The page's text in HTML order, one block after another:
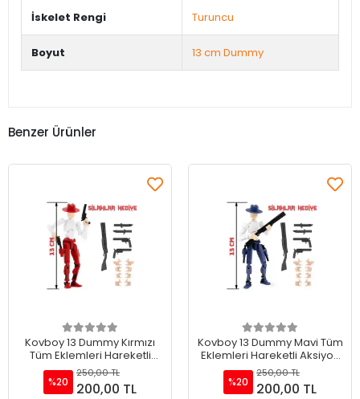
İskelet Rengi Turuncu
Boyut 13 cm Dummy
Benzer Ürünler
Sepete Ekle
Kovboy 13 Dummy Kırmızı
Tüm Eklemleri Hareketli
Aksiyon Figürü Oyuncak
%20
250,00 TL
200,00 TL
Sepete Ekle
Kovboy 13 Dummy Mavi Tüm
Eklemleri Hareketli Aksiyon
Figürü Oyuncak
%20
250,00 TL
200,00 TL